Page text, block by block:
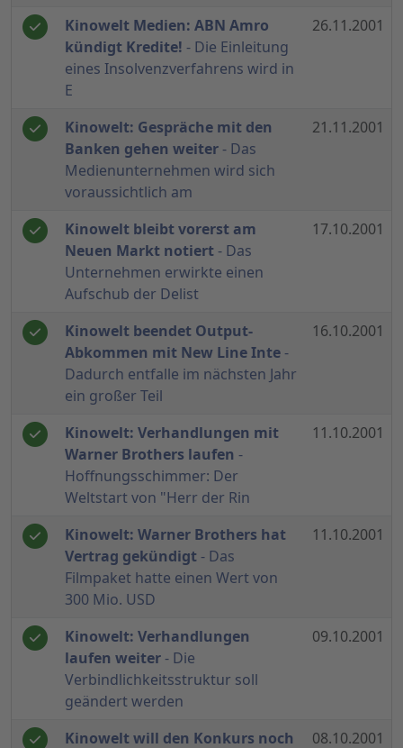
Kinowelt Medien: ABN Amro
kündigt Kredite! - Die Einleitung
eines Insolvenzverfahrens wird in
E
26.11.2001
Kinowelt: Gespräche mit den
Banken gehen weiter - Das
Medienunternehmen wird sich
voraussichtlich am
21.11.2001
Kinowelt bleibt vorerst am
Neuen Markt notiert- Das
Unternehmen erwirkte einen
Aufschub der Delist
17.10.2001
Kinowelt beendet Output-
Abkommen mit New Line Inte -
Dadurch entfalle im nächsten Jahr
ein großer Teil
16.10.2001
Kinowelt: Verhandlungen mit
Warner Brothers laufen -
Hoffnungsschimmer: Der
Weltstart von "Herr der Rin
11.10.2001
Kinowelt: Warner Brothers hat
Vertrag gekündigt - Das
Filmpaket hatte einen Wert von
300 Mio. USD
11.10.2001
Kinowelt: Verhandlungen
laufen weiter- Die
Verbindlichkeitsstruktur soll
geändert werden
09.10.2001
Kinowelt will den Konkurs noch 08.10.2001